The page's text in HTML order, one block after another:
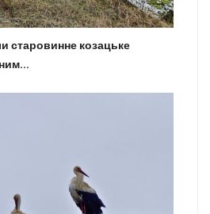
старовинне козацьке